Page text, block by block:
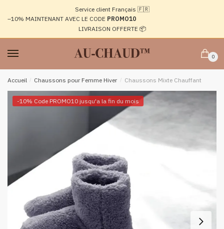
navigation
Service client Français 🇫🇷
–10% MAINTENANT AVEC LE CODE PROMO10
LIVRAISON OFFERTE 📦
0
Accueil / Chaussons pour Femme Hiver / Chaussons Mixte Chauffant
-10% Code PROMO10 jusqu'a la fin du mois